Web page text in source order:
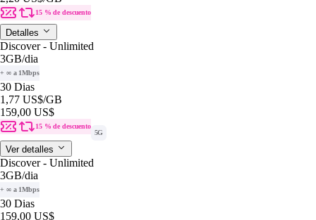
15 % de descuento
Detalles
Discover - Unlimited
3GB/dia
+ ∞ a 1Mbps
30 Dias
1,77 US$/GB
159,00 US$
15 % de descuento
5G
Ver detalles
Discover - Unlimited
3GB/dia
+ ∞ a 1Mbps
30 Dias
159,00 US$